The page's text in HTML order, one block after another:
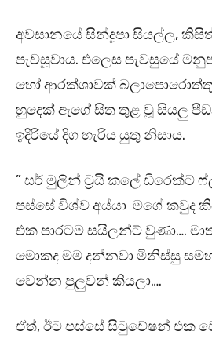
අවසානයේ සින්දූපා සියල්ල,
පැවසූවාය. එලෙස පැවසුයේ
හෝ ආරක්ශාවක්
හුදෙක් ඇගේ සිත තුළ වූ සියලු
ඉදිරියේ දිග හැරිය යුතු නිසාය.
” සර් මුලින් ට්‍රයි කලේ ඩිරෙක්ට්
පස්සේ විශ්ව අය්යා මගේ කවුද
එක පාරටම සයිලන්ට් වුණා….
මොකද මම දන්නවා මිනිස්සු
වෙන්න පුලුවන් කියලා….
ඒත්, ඊට පස්සේ සිටුවේෂන් එක